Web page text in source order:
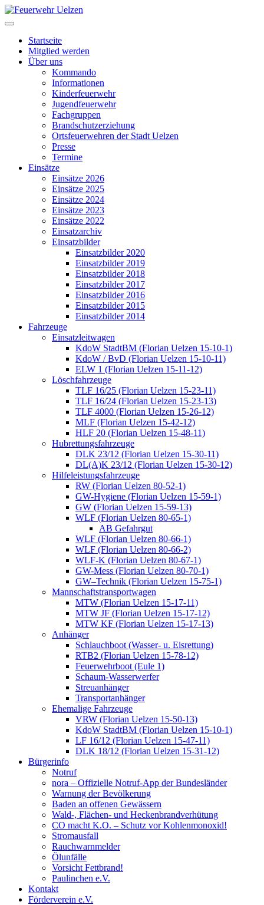
Startseite
Mitglied werden
Über uns
Kommando
Informationen
Kinderfeuerwehr
Jugendfeuerwehr
Fachgruppen
Brandschutzerziehung
Ortsfeuerwehren der Stadt Uelzen
Presse
Termine
Einsätze
Einsätze 2026
Einsätze 2025
Einsätze 2024
Einsätze 2023
Einsätze 2022
Einsatzarchiv
Einsatzbilder
Einsatzbilder 2020
Einsatzbilder 2019
Einsatzbilder 2018
Einsatzbilder 2017
Einsatzbilder 2016
Einsatzbilder 2015
Einsatzbilder 2014
Fahrzeuge
Einsatzleitwagen
KdoW StadtBM (Florian Uelzen 15-10-1)
KdoW / BvD (Florian Uelzen 15-10-11)
ELW 1 (Florian Uelzen 15-11-12)
Löschfahrzeuge
TLF 16/25 (Florian Uelzen 15-23-11)
TLF 16/24 (Florian Uelzen 15-23-13)
TLF 4000 (Florian Uelzen 15-26-12)
MLF (Florian Uelzen 15-42-12)
HLF 20 (Florian Uelzen 15-48-11)
Hubrettungsfahrzeuge
DLK 23/12 (Florian Uelzen 15-30-11)
DL(A)K 23/12 (Florian Uelzen 15-30-12)
Hilfeleistungsfahrzeuge
RW (Florian Uelzen 80-52-1)
GW-Hygiene (Florian Uelzen 15-59-1)
GW (Florian Uelzen 15-59-13)
WLF (Florian Uelzen 80-65-1)
AB Gefahrgut
WLF (Florian Uelzen 80-66-1)
WLF (Florian Uelzen 80-66-2)
WLF-K (Florian Uelzen 80-67-1)
GW-Mess (Florian Uelzen 80-70-1)
GW–Technik (Florian Uelzen 15-75-1)
Mannschaftstransportwagen
MTW (Florian Uelzen 15-17-11)
MTW JF (Florian Uelzen 15-17-12)
MTW KF (Florian Uelzen 15-17-13)
Anhänger
Schlauchboot (Wasser- u. Eisrettung)
RTB2 (Florian Uelzen 15-78-12)
Feuerwehrboot (Eule 1)
Schaum-Wasserwerfer
Streuanhänger
Transportanhänger
Ehemalige Fahrzeuge
VRW (Florian Uelzen 15-50-13)
KdoW StadtBM (Florian Uelzen 15-10-1)
LF 16/12 (Florian Uelzen 15-47-11)
DLK 18/12 (Florian Uelzen 15-31-12)
Bürgerinfo
Notruf
nora – Offizielle Notruf-App der Bundesländer
Warnung der Bevölkerung
Baden an offenen Gewässern
Wald-, Flächen- und Heckenbrandverhütung
CO macht K.O. – Schutz vor Kohlenmonoxid!
Stromausfall
Rauchwarnmelder
Ölunfälle
Vorsicht Fettbrand!
Paulinchen e.V.
Kontakt
Förderverein e.V.